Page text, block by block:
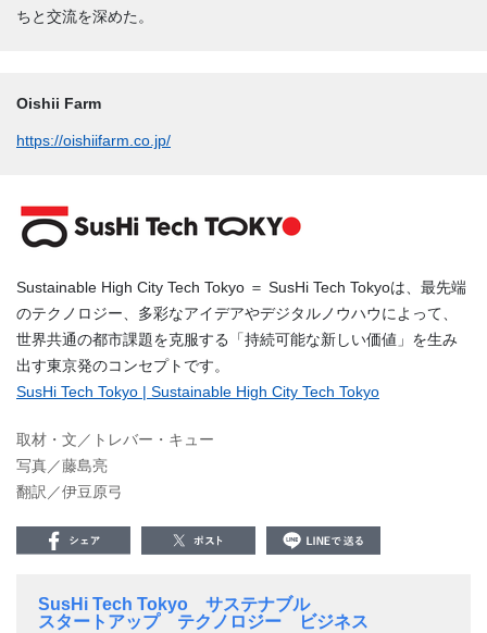
ちと交流を深めた。
Oishii Farm
https://oishiifarm.co.jp/
Sustainable High City Tech Tokyo ＝ SusHi Tech Tokyoは、最先端
のテクノロジー、多彩なアイデアやデジタルノウハウによって、
世界共通の都市課題を克服する「持続可能な新しい価値」を生み
出す東京発のコンセプトです。
SusHi Tech Tokyo | Sustainable High City Tech Tokyo
取材・文／トレバー・キュー
写真／藤島亮
翻訳／伊豆原弓
SusHi Tech Tokyo
サステナブル
スタートアップ
テクノロジー ビジネス